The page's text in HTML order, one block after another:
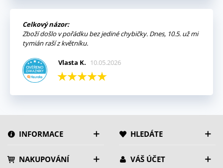
Celkový názor:
Zboží došlo v pořádku bez jediné chybičky. Dnes, 10.5. už mi
tymián raší z květníku.
Vlasta K. 10.05.2026
INFORMACE HLEDÁTE
NAKUPOVÁNÍ VÁŠ ÚČET